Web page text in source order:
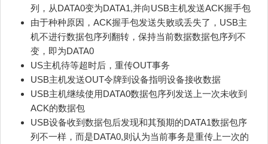
列，从DATA0变为DATA1,并向USB主机发送ACK握手包
由于种种原因，ACK握手包发送失败或丢失了，USB主
机不进行数据包序列翻转，保持当前数据数据包序列不
变，即为DATA0
US主机待等超时后，重传OUT事务
USB主机发送OUT令牌到设备指明设备接收数据
USB主机继续使用DATA0数据包序列发送上一次未收到
ACK的数据包
USB设备收到数据包后发现和其预期的DATA1数据包序
列不一样，而是DATA0,则认为当前事务是重传上一次的